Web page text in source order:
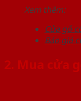
Xem thêm:
Cửa gỗ
Báo giá
2. Mua cửa